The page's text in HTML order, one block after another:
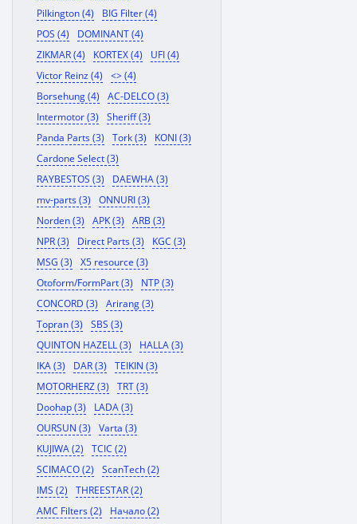
Pilkington (4)
BIG Filter (4)
POS (4)
DOMINANT (4)
ZIKMAR (4)
KORTEX (4)
UFI (4)
Victor Reinz (4)
<> (4)
Borsehung (4)
AC-DELCO (3)
Intermotor (3)
Sheriff (3)
Panda Parts (3)
Tork (3)
KONI (3)
Cardone Select (3)
RAYBESTOS (3)
DAEWHA (3)
mv-parts (3)
ONNURI (3)
Norden (3)
APK (3)
ARB (3)
NPR (3)
Direct Parts (3)
KGC (3)
MSG (3)
X5 resource (3)
Otoform/FormPart (3)
NTP (3)
CONCORD (3)
Arirang (3)
Topran (3)
SBS (3)
QUINTON HAZELL (3)
HALLA (3)
IKA (3)
DAR (3)
TEIKIN (3)
MOTORHERZ (3)
TRT (3)
Doohap (3)
LADA (3)
OURSUN (3)
Varta (3)
KUJIWA (2)
TCIC (2)
SCIMACO (2)
ScanTech (2)
IMS (2)
THREESTAR (2)
AMC Filters (2)
Начало (2)